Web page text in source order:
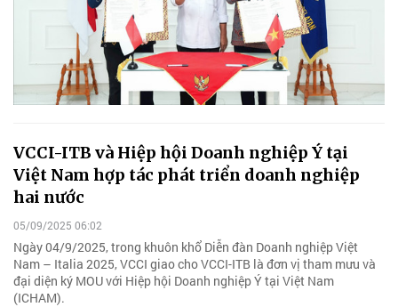
VCCI-ITB và Hiệp hội Doanh nghiệp Ý tại
Việt Nam hợp tác phát triển doanh nghiệp
hai nước
05/09/2025 06:02
Ngày 04/9/2025, trong khuôn khổ Diễn đàn Doanh nghiệp Việt
Nam – Italia 2025, VCCI giao cho VCCI-ITB là đơn vị tham mưu và
đại diện ký MOU với Hiệp hội Doanh nghiệp Ý tại Việt Nam
(ICHAM).